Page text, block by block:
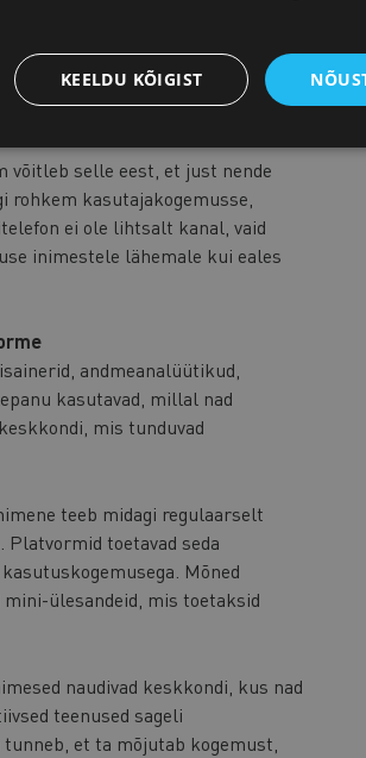
see täidab väikeseid pause päeva
sagedamini ka lühikeste hetkede
paar kiiret
võitleb selle eest, et just nende
rohkem kasutajakogemusse,
ei ole lihtsalt kanal, vaid
inimestele lähemale kui eales
andmeanalüütikud,
kasutavad, millal nad
mis tunduvad
teeb midagi regulaarselt
toetavad seda
Mõned
mini-ülesandeid, mis toetaksid
naudivad keskkondi, kus nad
teenused sageli
et ta mõjutab kogemust,
KEELDU KÕIGIST